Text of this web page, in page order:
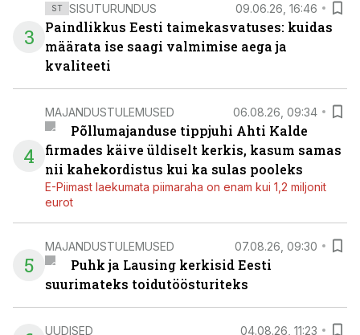
3
ST SISUTURUNDUS 09.06.26, 16:46
Paindlikkus Eesti taimekasvatuses: kuidas
määrata ise saagi valmimise aega ja
kvaliteeti
4
MAJANDUSTULEMUSED 06.08.26, 09:34
Põllumajanduse tippjuhi Ahti Kalde
firmades käive üldiselt kerkis, kasum samas
nii kahekordistus kui ka sulas pooleks
E-Piimast laekumata piimaraha on enam kui 1,2 miljonit
eurot
5
MAJANDUSTULEMUSED 07.08.26, 09:30
Puhk ja Lausing kerkisid Eesti
suurimateks toidutöösturiteks
UUDISED 04.08.26, 11:23